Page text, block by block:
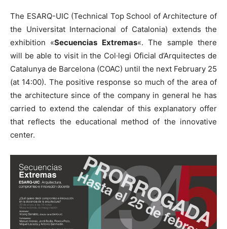
The ESARQ-UIC (Technical Top School of Architecture of
the Universitat Internacional of Catalonia) extends the
exhibition «Secuencias Extremas«. The sample there
will be able to visit in the Col·legi Oficial d’Arquitectes de
Catalunya de Barcelona (COAC) until the next February 25
(at 14:00). The positive response so much of the area of
the architecture since of the company in general he has
carried to extend the calendar of this explanatory offer
that reflects the educational method of the innovative
center.